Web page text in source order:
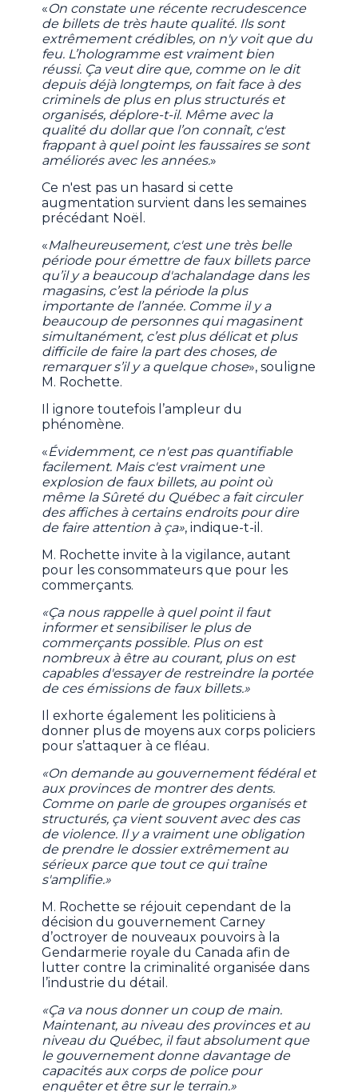
«On constate une récente recrudescence
de billets de très haute qualité. Ils sont
extrêmement crédibles, on n'y voit que du
feu. L’hologramme est vraiment bien
réussi. Ça veut dire que, comme on le dit
depuis déjà longtemps, on fait face à des
criminels de plus en plus structurés et
organisés, déplore-t-il. Même avec la
qualité du dollar que l’on connaît, c'est
frappant à quel point les faussaires se sont
améliorés avec les années.»
Ce n'est pas un hasard si cette
augmentation survient dans les semaines
précédant Noël.
«Malheureusement, c'est une très belle
période pour émettre de faux billets parce
qu’il y a beaucoup d'achalandage dans les
magasins, c’est la période la plus
importante de l’année. Comme il y a
beaucoup de personnes qui magasinent
simultanément, c’est plus délicat et plus
difficile de faire la part des choses, de
remarquer s’il y a quelque chose», souligne
M. Rochette.
Il ignore toutefois l’ampleur du
phénomène.
«Évidemment, ce n'est pas quantifiable
facilement. Mais c'est vraiment une
explosion de faux billets, au point où
même la Sûreté du Québec a fait circuler
des affiches à certains endroits pour dire
de faire attention à ça», indique-t-il.
M. Rochette invite à la vigilance, autant
pour les consommateurs que pour les
commerçants.
«Ça nous rappelle à quel point il faut
informer et sensibiliser le plus de
commerçants possible. Plus on est
nombreux à être au courant, plus on est
capables d'essayer de restreindre la portée
de ces émissions de faux billets.»
Il exhorte également les politiciens à
donner plus de moyens aux corps policiers
pour s’attaquer à ce fléau.
«On demande au gouvernement fédéral et
aux provinces de montrer des dents.
Comme on parle de groupes organisés et
structurés, ça vient souvent avec des cas
de violence. Il y a vraiment une obligation
de prendre le dossier extrêmement au
sérieux parce que tout ce qui traîne
s'amplifie.»
M. Rochette se réjouit cependant de la
décision du gouvernement Carney
d’octroyer de nouveaux pouvoirs à la
Gendarmerie royale du Canada afin de
lutter contre la criminalité organisée dans
l’industrie du détail.
«Ça va nous donner un coup de main.
Maintenant, au niveau des provinces et au
niveau du Québec, il faut absolument que
le gouvernement donne davantage de
capacités aux corps de police pour
enquêter et être sur le terrain.»